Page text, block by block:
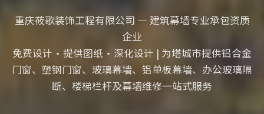
重庆莜歌装饰工程有限公司 — 建筑幕墙专业承包资质
企业
免费设计·提供图纸·深化设计 | 为塔城市提供铝合金
门窗、塑钢门窗、玻璃幕墙、铝单板幕墙、办公玻璃隔
断、楼梯栏杆及幕墙维修一站式服务